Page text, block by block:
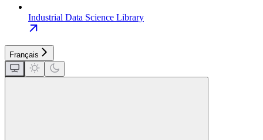
Industrial Data Science Library
Français